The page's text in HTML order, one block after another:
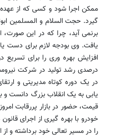
ممکن اجرا شود و کسی که از عهده
گیرد. حجت السلام و المسلمین
برنمی آید، چرا که در این
یافت. وی بودجه لازم برای دست
درصدی رشد تولید در شرکت
در یک دوره کوتاه مدیریتی و
یابی به یک انقلاب بزرگ دانست
قیمت، حضور در بازار پررقابت
خودرو با بهره گیری از اجرای
را در مسیر تعالی خود برداشته و